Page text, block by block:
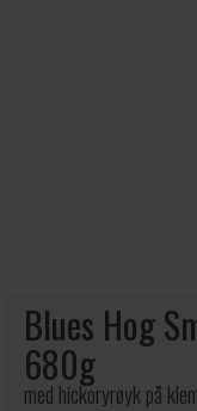
Blues Hog
680g
med hickoryrøyk på